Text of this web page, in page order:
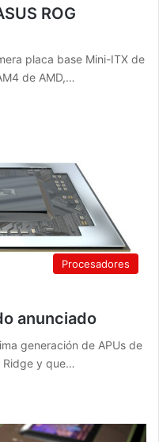
ROG
placa base Mini-ITX de
de AMD,…
Procesadores
anunciado
generación de APUs de
Ridge y que…